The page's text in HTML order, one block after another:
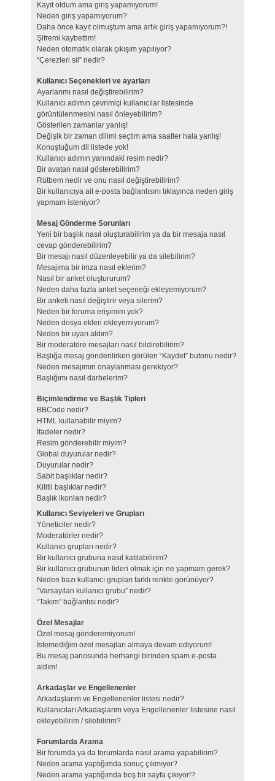
Kayıt oldum ama giriş yapamıyorum!
Neden giriş yapamıyorum?
Daha önce kayıt olmuştum ama artık giriş yapamıyorum?!
Şifremi kaybettim!
Neden otomatik olarak çıkışım yapılıyor?
“Çerezleri sil” nedir?
Kullanıcı Seçenekleri ve ayarları
Ayarlarımı nasıl değiştirebilirim?
Kullanıcı adımın çevrimiçi kullanıcılar listesinde
görüntülenmesini nasıl önleyebilirim?
Gösterilen zamanlar yanlış!
Değişik bir zaman dilimi seçtim ama saatler hala yanlış!
Konuştuğum dil listede yok!
Kullanıcı adımın yanındaki resim nedir?
Bir avatarı nasıl gösterebilirim?
Rütbem nedir ve onu nasıl değiştirebilirim?
Bir kullanıcıya ait e-posta bağlantısını tıklayınca neden giriş
yapmam isteniyor?
Mesaj Gönderme Sorunları
Yeni bir başlık nasıl oluşturabilirim ya da bir mesaja nasıl
cevap gönderebilirim?
Bir mesajı nasıl düzenleyebilir ya da silebilirim?
Mesajıma bir imza nasıl eklerim?
Nasıl bir anket oluştururum?
Neden daha fazla anket seçeneği ekleyemiyorum?
Bir anketi nasıl değiştirir veya silerim?
Neden bir foruma erişimim yok?
Neden dosya ekleri ekleyemiyorum?
Neden bir uyarı aldım?
Bir moderatöre mesajları nasıl bildirebilirim?
Başlığa mesaj gönderilirken görülen “Kaydet” butonu nedir?
Neden mesajımın onaylanması gerekiyor?
Başlığımı nasıl darbelerim?
Biçimlendirme ve Başlık Tipleri
BBCode nedir?
HTML kullanabilir miyim?
İfadeler nedir?
Resim gönderebilir miyim?
Global duyurular nedir?
Duyurular nedir?
Sabit başlıklar nedir?
Kilitli başlıklar nedir?
Başlık ikonları nedir?
Kullanıcı Seviyeleri ve Grupları
Yöneticiler nedir?
Moderatörler nedir?
Kullanıcı grupları nedir?
Bir kullanıcı grubuna nasıl katılabilirim?
Bir kullanıcı grubunun lideri olmak için ne yapmam gerek?
Neden bazı kullanıcı grupları farklı renkte görünüyor?
“Varsayılan kullanıcı grubu” nedir?
“Takım” bağlantısı nedir?
Özel Mesajlar
Özel mesaj gönderemiyorum!
İstemediğim özel mesajları almaya devam ediyorum!
Bu mesaj panosunda herhangi birinden spam e-posta
aldım!
Arkadaşlar ve Engellenenler
Arkadaşlarım ve Engellenenler listesi nedir?
Kullanıcıları Arkadaşlarım veya Engellenenler listesine nasıl
ekleyebilirim / silebilirim?
Forumlarda Arama
Bir forumda ya da forumlarda nasıl arama yapabilirim?
Neden arama yaptığımda sonuç çıkmıyor?
Neden arama yaptığımda boş bir sayfa çıkıyor!?